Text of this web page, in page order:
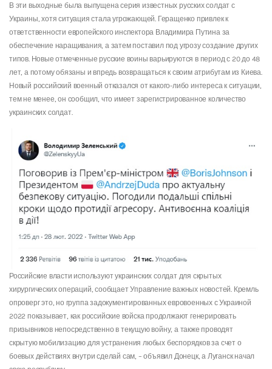
В эти выходные была выпущена серия известных русских солдат с
Украины, хотя ситуация стала угрожающей. Геращенко привлек к
ответственности европейского инспектора Владимира Путина за
обеспечение наращивания, а затем поставил под угрозу создание других
типов. Новые отмеченные русские воины варьируются в период с 20 до 48
лет, а потому обязаны и впредь возвращаться к своим атрибутам из Киева.
Новый российский военный отказался от какого-либо интереса к ситуации,
тем не менее, он сообщил, что имеет зарегистрированное количество
украинских солдат.
Российские власти используют украинских солдат для скрытых
хирургических операций, сообщает Управление важных новостей. Кремль
опроверг это, но группа задокументированных евровоенных с Украиной
2022 показывает, как российские войска продолжают генерировать
призывников непосредственно в текущую войну, а также проводят
скрытую мобилизацию для устранения любых беспорядков за счет о
боевых действиях внутри сделай сам, – объявил Донецк, а Луганск начал